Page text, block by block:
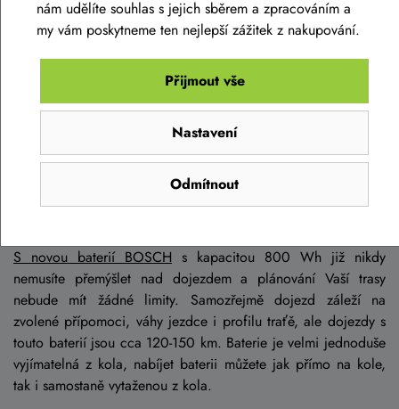
S novou baterií BOSCH s kapacitou 800 Wh již nikdy
nemusíte přemýšlet nad dojezdem a plánování Vaší trasy
nebude mít žádné limity. Samozřejmě dojezd záleží na
zvolené přípomoci, váhy jezdce i profilu traťě, ale dojezdy s
touto baterií jsou cca 120-150 km. Baterie je velmi jednoduše
vyjímatelná z kola, nabíjet baterii můžete jak přímo na kole,
tak i samostaně vytaženou z kola.
nám udělíte souhlas s jejich sběrem a zpracováním a
my vám poskytneme ten nejlepší zážitek z nakupování.
Odmítnout
Nastavení
Přijmout vše